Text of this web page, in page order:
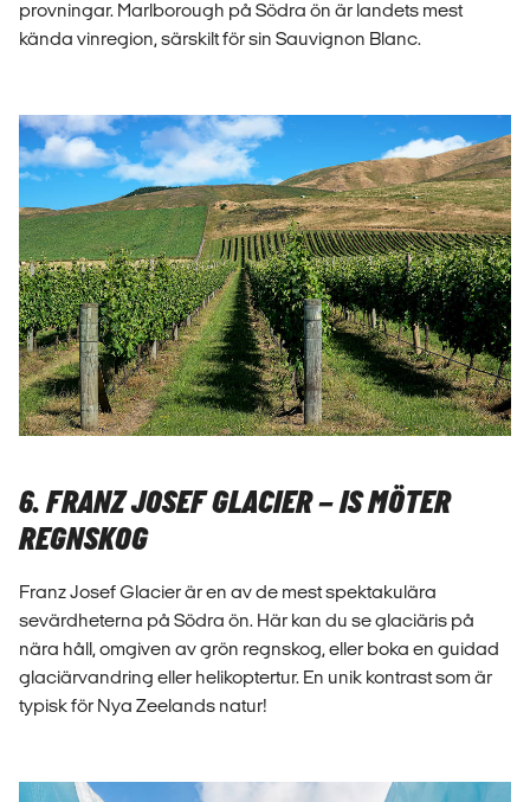
provningar. Marlborough på Södra ön är landets mest
kända vinregion, särskilt för sin Sauvignon Blanc.
6. FRANZ JOSEF GLACIER – IS MÖTER
REGNSKOG
Franz Josef Glacier är en av de mest spektakulära
sevärdheterna på Södra ön. Här kan du se glaciäris på
nära håll, omgiven av grön regnskog, eller boka en guidad
glaciärvandring eller helikoptertur. En unik kontrast som är
typisk för Nya Zeelands natur!